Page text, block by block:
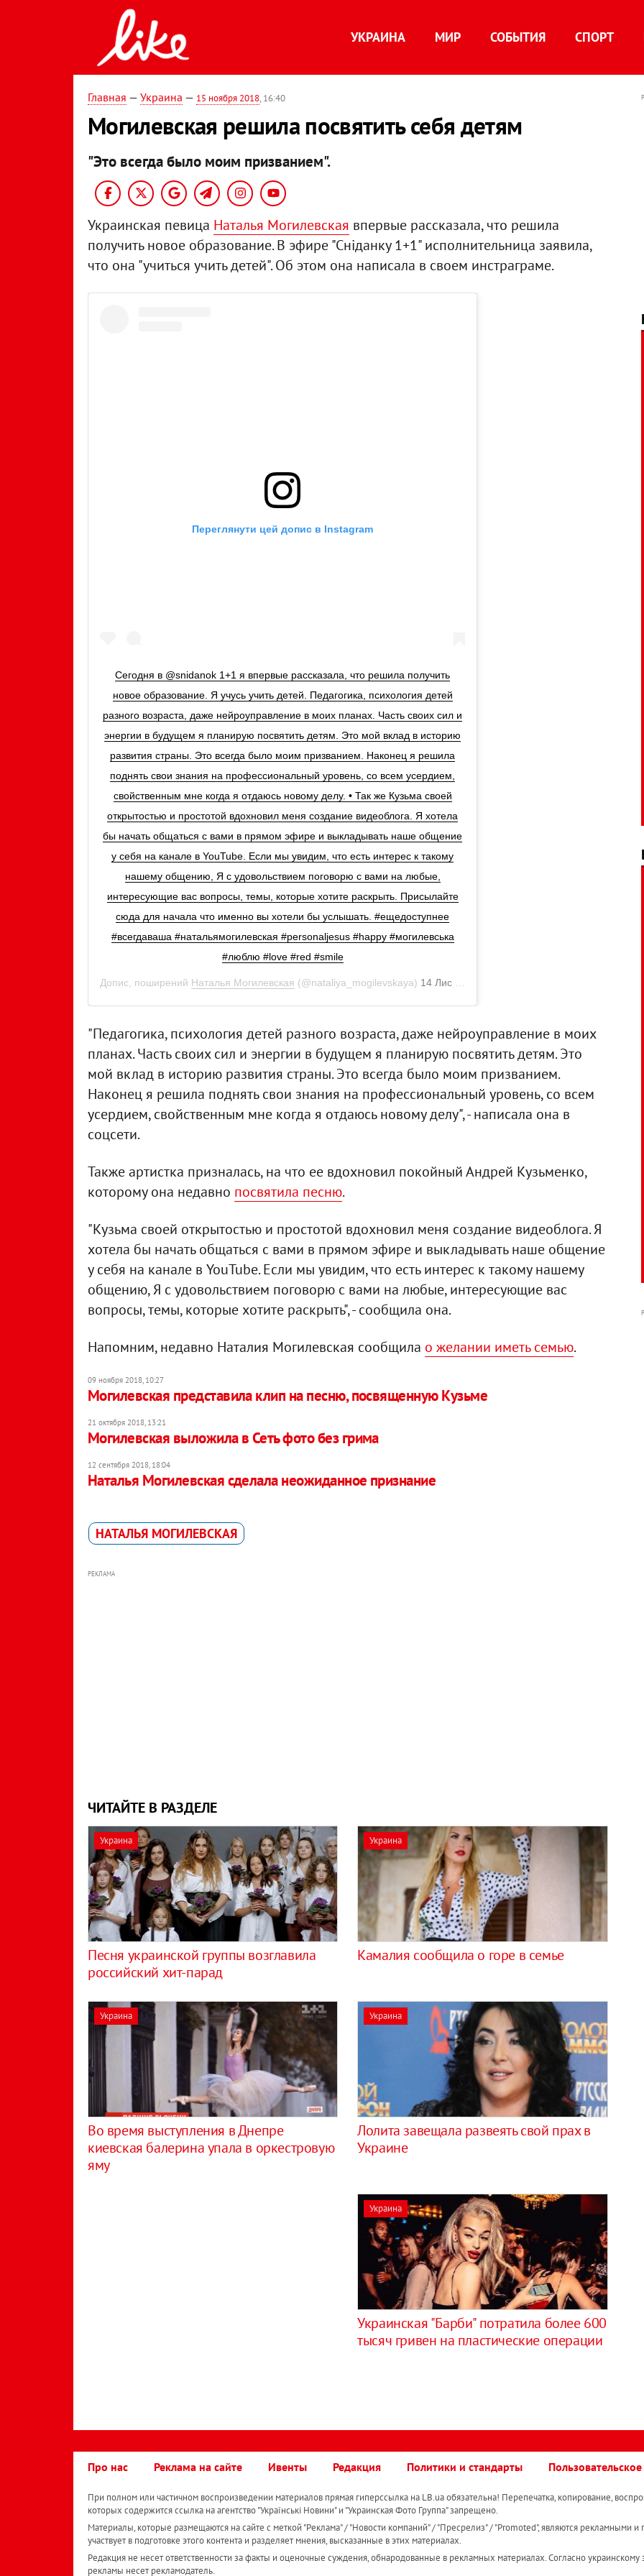
УКРАИНА МИР СОБЫТИЯ СПОРТ
Главная — Украина — 15 ноября 2018, 16:40
Могилевская решила посвятить себя детям
"Это всегда было моим призванием".
Украинская певица Наталья Могилевская впервые рассказала, что решила
получить новое образование. В эфире "Сніданку 1+1" исполнительница заявила,
что она "учиться учить детей". Об этом она написала в своем инстраграме.
Переглянути цей допис в Instagram
Сегодня в @snidanok 1+1 я впервые рассказала, что решила получить
новое образование. Я учусь учить детей. Педагогика, психология детей
разного возраста, даже нейроуправление в моих планах. Часть своих сил и
энергии в будущем я планирую посвятить детям. Это мой вклад в историю
развития страны. Это всегда было моим призванием. Наконец я решила
поднять свои знания на профессиональный уровень, со всем усердием,
свойственным мне когда я отдаюсь новому делу. • Так же Кузьма своей
открытостью и простотой вдохновил меня создание видеоблога. Я хотела
бы начать общаться с вами в прямом эфире и выкладывать наше общение
у себя на канале в YouTube. Если мы увидим, что есть интерес к такому
нашему общению, Я с удовольствием поговорю с вами на любые,
интересующие вас вопросы, темы, которые хотите раскрыть. Присылайте
сюда для начала что именно вы хотели бы услышать. #ещедоступнее
#всегдаваша #натальямогилевская #personaljesus #happy #могилевська
#люблю #love #red #smile
Допис, поширений Наталья Могилевская (@nataliya_mogilevskaya) 14 Лис 2018 р. о 11:56 PST
"Педагогика, психология детей разного возраста, даже нейроуправление в моих
планах. Часть своих сил и энергии в будущем я планирую посвятить детям. Это
мой вклад в историю развития страны. Это всегда было моим призванием.
Наконец я решила поднять свои знания на профессиональный уровень, со всем
усердием, свойственным мне когда я отдаюсь новому делу", - написала она в
соцсети.
Также артистка призналась, на что ее вдохновил покойный Андрей Кузьменко,
которому она недавно посвятила песню.
"Кузьма своей открытостью и простотой вдохновил меня создание видеоблога. Я
хотела бы начать общаться с вами в прямом эфире и выкладывать наше общение
у себя на канале в YouTube. Если мы увидим, что есть интерес к такому нашему
общению, Я с удовольствием поговорю с вами на любые, интересующие вас
вопросы, темы, которые хотите раскрыть", - сообщила она.
Напомним, недавно Наталия Могилевская сообщила о желании иметь семью.
09 ноября 2018, 10:27
Могилевская представила клип на песню, посвященную Кузьме
21 октября 2018, 13:21
Могилевская выложила в Сеть фото без грима
12 сентября 2018, 18:04
Наталья Могилевская сделала неожиданное признание
НАТАЛЬЯ МОГИЛЕВСКАЯ
РЕКЛАМА
ЧИТАЙТЕ В РАЗДЕЛЕ
Украина
Песня украинской группы возглавила
российский хит-парад
Украина
Камалия сообщила о горе в семье
Украина
Во время выступления в Днепре
киевская балерина упала в оркестровую
яму
Украина
Лолита завещала развеять свой прах в
Украине
Украина
Украинская "Барби" потратила более 600
тысяч гривен на пластические операции
Про нас Реклама на сайте Ивенты Редакция Политики и стандарты
При полном или частичном воспроизведении материалов прямая гиперссылка на LB.ua обязательна! Перепечатка, копирование,
которых содержится ссылка на агентство "Українськi Новини" и "Украинская Фото Группа" запрещено.
Материалы, которые размещаются на сайте с меткой "Реклама" / "Новости компаний" / "Пресрелиз" / "Promoted", являются рекламными и
участвует в подготовке этого контента и разделяет мнения, высказанные в этих материалах.
Редакция не несет ответственности за факты и оценочные суждения, обнародованные в рекламных материалах. Согласно украинскому
рекламы несет рекламодатель.